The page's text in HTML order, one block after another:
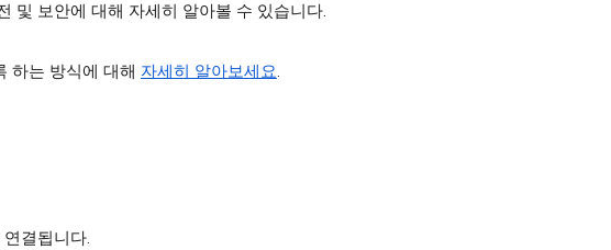
및 보안에 대해 자세히 알아볼 수 있습니다.
하는 방식에 대해 자세히 알아보세요.
결됩니다.